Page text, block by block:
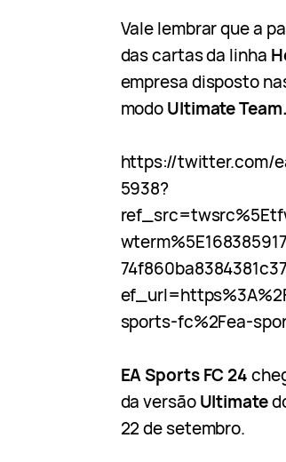
Vale lembrar que a
das cartas da linha
empresa disposto
modoUltimate Team.
https://twitter.com/
5938?
sports-fc%2Fea-
EA Sports FC 24
da versãoUltimate
22 de setembro.